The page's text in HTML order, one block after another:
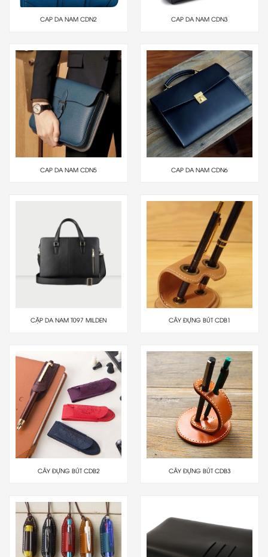
CAP DA NAM CDN2 CAP DA NAM CDN3
CAP DA NAM CDN5 CAP DA NAM CDN6
CẶP DA NAM T097 MILDEN CÂY ĐỰNG BÚT CDB1
CÂY ĐỰNG BÚT CDB2 CÂY ĐỰNG BÚT CDB3